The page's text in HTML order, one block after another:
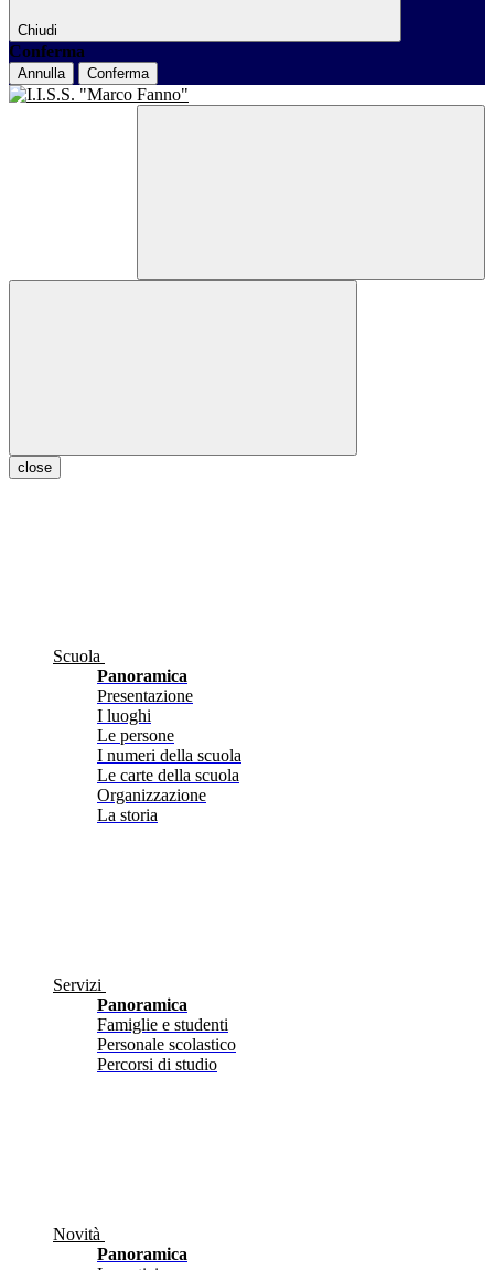
Chiudi
Conferma
Annulla Conferma
close
Scuola
Panoramica
Presentazione
I luoghi
Le persone
I numeri della scuola
Le carte della scuola
Organizzazione
La storia
Servizi
Panoramica
Famiglie e studenti
Personale scolastico
Percorsi di studio
Novità
Panoramica